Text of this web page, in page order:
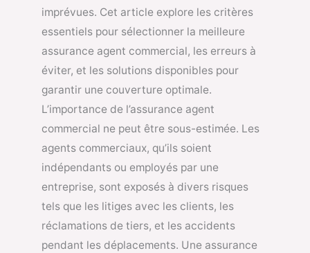
imprévues. Cet article explore les critères
essentiels pour sélectionner la meilleure
assurance agent commercial, les erreurs à
éviter, et les solutions disponibles pour
garantir une couverture optimale.
L’importance de l’assurance agent
commercial ne peut être sous-estimée. Les
agents commerciaux, qu’ils soient
indépendants ou employés par une
entreprise, sont exposés à divers risques
tels que les litiges avec les clients, les
réclamations de tiers, et les accidents
pendant les déplacements. Une assurance